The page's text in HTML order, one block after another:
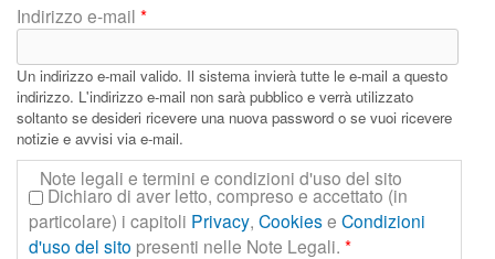
n
c
p
Indirizzo e-mail *
Un indirizzo e-mail valido. Il sistema invierà tutte le e-mail a questo
indirizzo. L'indirizzo e-mail non sarà pubblico e verrà utilizzato
soltanto se desideri ricevere una nuova password o se vuoi ricevere
notizie e avvisi via e-mail.
Note legali e termini e condizioni d'uso del sito
Dichiaro di aver letto, compreso e accettato (in
particolare) i capitoli Privacy, Cookiese Condizioni
d'uso del sito presenti nelle Note Legali. *